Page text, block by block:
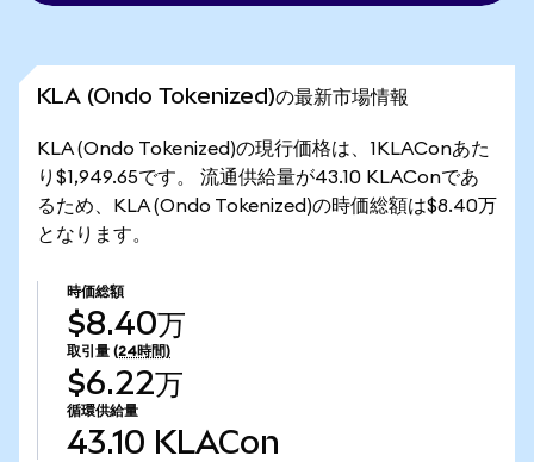
KLA (Ondo Tokenized)の最新市場情報
KLA (Ondo Tokenized)の現行価格は、1KLAConあた
り$1,949.65です。 流通供給量が43.10 KLAConであ
るため、KLA (Ondo Tokenized)の時価総額は$8.40万
となります。
時価総額
$8.40万
取引量 (24時間)
$6.22万
循環供給量
43.10 KLACon